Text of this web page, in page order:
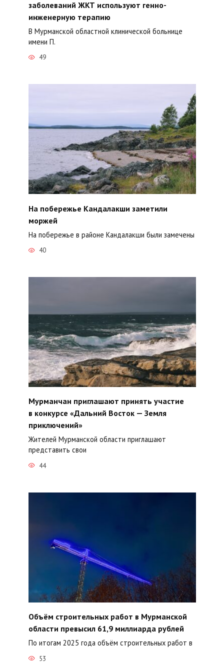
заболеваний ЖКТ используют генно-
инженерную терапию
В Мурманской областной клинической больнице
имени П.
49
На побережье Кандалакши заметили
моржей
На побережье в районе Кандалакши были замечены
40
Мурманчан приглашают принять участие
в конкурсе «Дальний Восток — Земля
приключений»
Жителей Мурманской области приглашают
представить свои
44
Объём строительных работ в Мурманской
области превысил 61,9 миллиарда рублей
По итогам 2025 года объём строительных работ в
53